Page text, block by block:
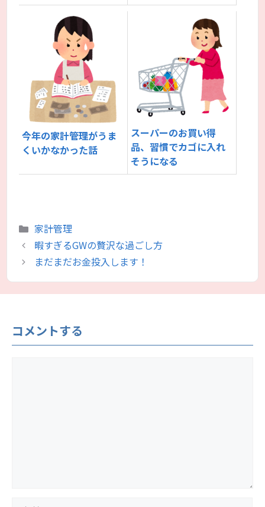
今年の家計管理がうま
くいかなかった話
スーパーのお買い得
品、習慣でカゴに入れ
そうになる
カ
テ
ゴ
リ
ー
家計管理
暇すぎるGWの贅沢な過ごし方
まだまだお金投入します！
コメントする